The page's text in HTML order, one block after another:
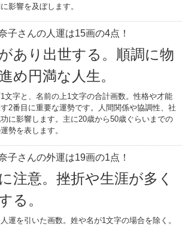
影響を及ぼします。
子さんの人運は15画の4点！
あり出世する。順調に物
め円満な人生。
文字と、名前の上1文字の合計画数。性格や才能
2番目に重要な運勢です。人間関係や協調性、社
に影響します。主に20歳から50歳ぐらいまでの
勢を表します。
子さんの外運は19画の1点！
注意。挫折や生涯が多く
る。
運を引いた画数。姓や名が1文字の場合を除く。